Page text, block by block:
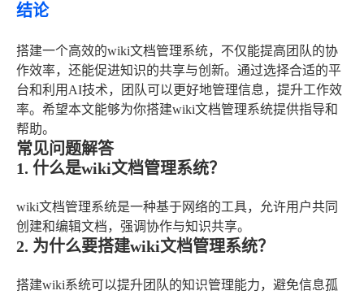
结论
搭建一个高效的wiki文档管理系统，不仅能提高团队的协
作效率，还能促进知识的共享与创新。通过选择合适的平
台和利用AI技术，团队可以更好地管理信息，提升工作效
率。希望本文能够为你搭建wiki文档管理系统提供指导和
帮助。
常见问题解答
1. 什么是wiki文档管理系统？
wiki文档管理系统是一种基于网络的工具，允许用户共同
创建和编辑文档，强调协作与知识共享。
2. 为什么要搭建wiki文档管理系统？
搭建wiki系统可以提升团队的知识管理能力，避免信息孤